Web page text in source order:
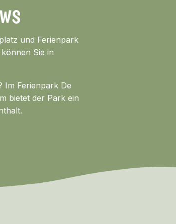
und Ferienpark
Sie in
Im Ferienpark De
bietet der Park ein